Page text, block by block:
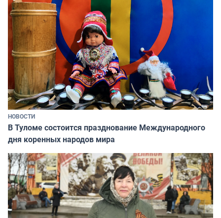
НОВОСТИ
В Туломе состоится празднование Международного
дня коренных народов мира